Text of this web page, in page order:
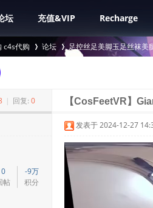
坛 充值&VIP Recharge
c4s代购
>
论坛 足控丝足美脚玉足丝袜美
| 回复: 0 【CosFeetVR】
0
帖
-9万
积分
发表于 2024-12-27